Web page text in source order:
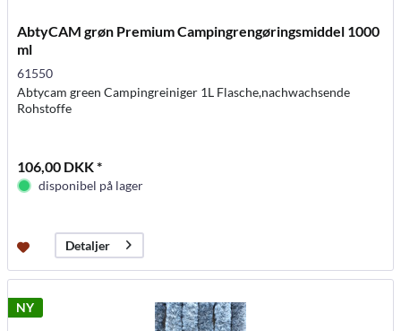
AbtyCAM grøn Premium Campingrengøringsmiddel 1000
ml
61550
Abtycam green Campingreiniger 1L Flasche,nachwachsende
Rohstoffe
106,00 DKK *
disponibel på lager
Detaljer
NY